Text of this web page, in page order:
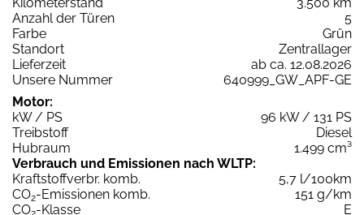
Anzahl der Türen
5
Farbe
Grün
Standort
Zentrallager
Lieferzeit
ab ca. 12.08.2026
Unsere Nummer
640999_GW_APF-GE
Motor:
kW / PS
96 kW / 131 PS
Treibstoff
Diesel
Hubraum
1.499 cm³
Verbrauch und Emissionen nach WLTP:
Kraftstoffverbr. komb.
5,7 l/100km
CO2-Emissionen komb.
151 g/km
CO -Klasse
E